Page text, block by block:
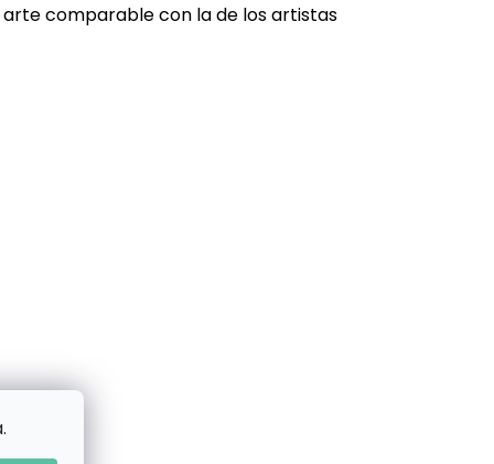
comparable con la de los artistas